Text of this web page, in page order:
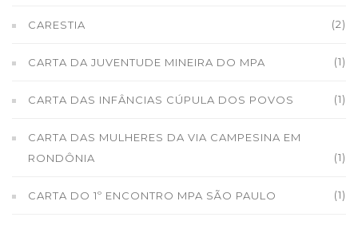
CARESTIA (2)
CARTA DA JUVENTUDE MINEIRA DO MPA (1)
CARTA DAS INFÂNCIAS CÚPULA DOS POVOS (1)
CARTA DAS MULHERES DA VIA CAMPESINA EM
RONDÔNIA
(1)
CARTA DO 1º ENCONTRO MPA SÃO PAULO (1)